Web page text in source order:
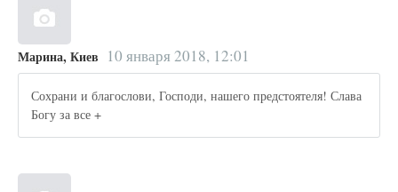
Марина, Киев 10 января 2018, 12:01
Сохрани и благослови, Господи, нашего предстоятеля! Слава
Богу за все +